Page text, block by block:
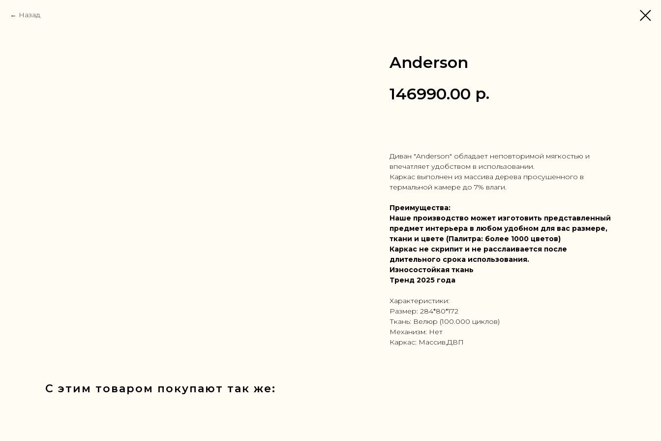
Назад
Anderson
146990.00 р.
Диван "Anderson" обладает неповторимой мягкостью и
впечатляет удобством в использовании.
Каркас выполнен из массива дерева просушенного в
термальной камере до 7% влаги.
Преимущества:
Наше производство может изготовить представленный
предмет интерьера в любом удобном для вас размере,
ткани и цвете (Палитра: более 1000 цветов)
Каркас не скрипит и не расслаивается после
длительного срока использования.
Износостойкая ткань
Тренд 2025 года
Характеристики:
Размер: 284*80*172
Ткань: Велюр (100.000 циклов)
Механизм: Нет
Каркас: Массив,ДВП
С этим товаром покупают так же: